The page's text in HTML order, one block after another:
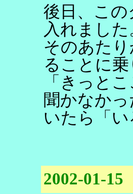
後日、こ
入れました
そのあた
ることに
「きっと
聞かなか
いたら「
2002-01-